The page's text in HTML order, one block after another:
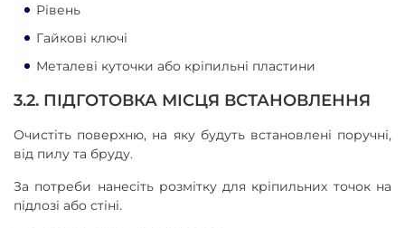
Рівень
Гайкові ключі
Металеві куточки або кріпильні пластини
3.2. ПІДГОТОВКА МІСЦЯ ВСТАНОВЛЕННЯ
Очистіть поверхню, на яку будуть встановлені поручні,
від пилу та бруду.
За потреби нанесіть розмітку для кріпильних точок на
підлозі або стіні.